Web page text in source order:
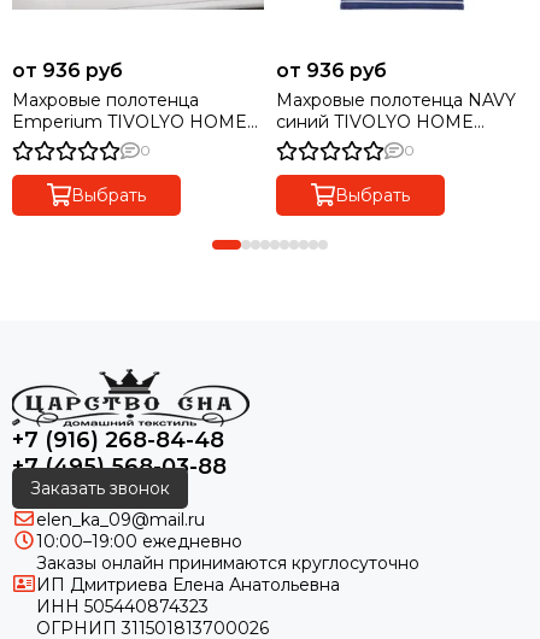
от 936 руб
Махровые полотенца
Emperium TIVOLYO HOME
Турция
0
Выбрать
от 936 руб
Махровые полотенца NAVY
синий TIVOLYO HOME
Турция
0
Выбрать
+7 (916) 268-84-48
+7 (495) 568-03-88
Заказать звонок
elen_ka_09@mail.ru
10:00–19:00 ежедневно
Заказы онлайн принимаются круглосуточно
ИП Дмитриева Елена Анатольевна
ИНН 505440874323
ОГРНИП 311501813700026